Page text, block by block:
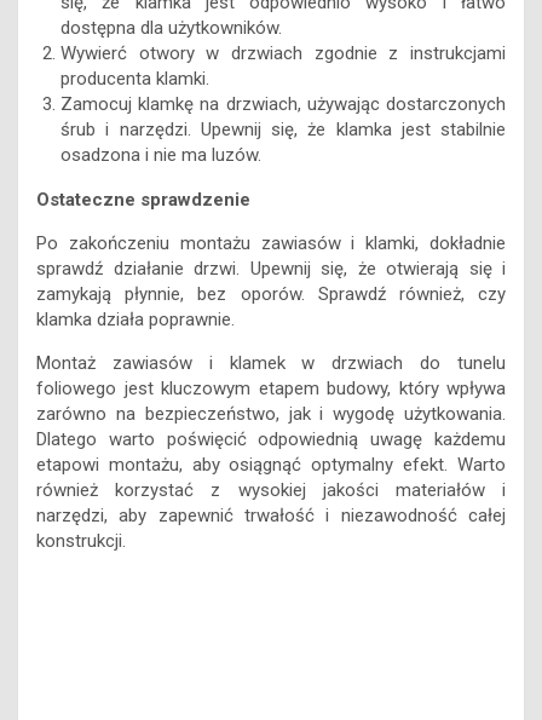
dostępna dla użytkowników.
Wywierć otwory w drzwiach zgodnie z instrukcjami
producenta klamki.
Zamocuj klamkę na drzwiach, używając dostarczonych
śrub i narzędzi. Upewnij się, że klamka jest stabilnie
osadzona i nie ma luzów.
Ostateczne sprawdzenie
Po zakończeniu montażu zawiasów i klamki, dokładnie
sprawdź działanie drzwi. Upewnij się, że otwierają się i
zamykają płynnie, bez oporów. Sprawdź również, czy
klamka działa poprawnie.
Montaż zawiasów i klamek w drzwiach do tunelu
foliowego jest kluczowym etapem budowy, który wpływa
zarówno na bezpieczeństwo, jak i wygodę użytkowania.
Dlatego warto poświęcić odpowiednią uwagę każdemu
etapowi montażu, aby osiągnąć optymalny efekt. Warto
również korzystać z wysokiej jakości materiałów i
narzędzi, aby zapewnić trwałość i niezawodność całej
konstrukcji.